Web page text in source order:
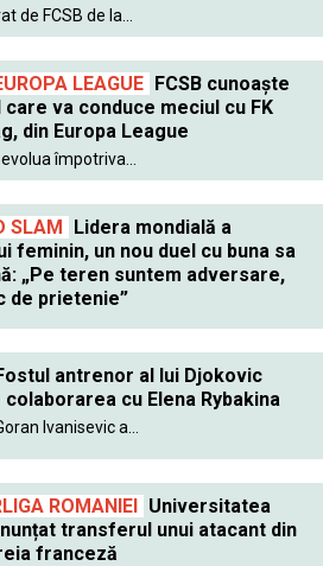
de FCSB de la...
LEAGUE FCSB cunoaște
va conduce meciul cu FK
din Europa League
împotriva...
SLAM Lidera mondială a
feminin, un nou duel cu buna sa
„Pe teren suntem adversare,
de prietenie”
antrenor al lui Djokovic
cu Elena Rybakina
Ivanisevic a...
ROMANIEI Universitatea
transferul unui atacant din
franceză